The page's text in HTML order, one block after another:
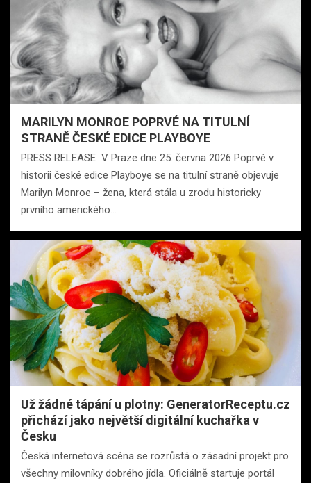
MARILYN MONROE POPRVÉ NA TITULNÍ
STRANĚ ČESKÉ EDICE PLAYBOYE
PRESS RELEASE V Praze dne 25. června 2026 Poprvé v
historii české edice Playboye se na titulní straně objevuje
Marilyn Monroe – žena, která stála u zrodu historicky
prvního amerického…
Už žádné tápání u plotny: GeneratorReceptu.cz
přichází jako největší digitální kuchařka v
Česku
Česká internetová scéna se rozrůstá o zásadní projekt pro
všechny milovníky dobrého jídla. Oficiálně startuje portál